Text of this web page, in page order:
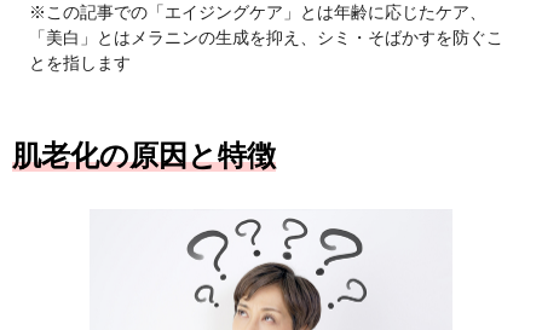
※この記事での「エイジングケア」とは年齢に応じたケア、
「美白」とはメラニンの生成を抑え、シミ・そばかすを防ぐこ
とを指します
肌老化の原因と特徴